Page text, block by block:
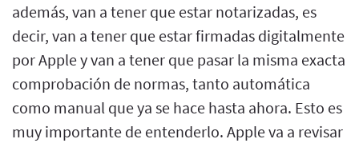
además, van a tener que estar notarizadas, es
decir, van a tener que estar firmadas digitalmente
por Apple y van a tener que pasar la misma exacta
comprobación de normas, tanto automática
como manual que ya se hace hasta ahora. Esto es
muy importante de entenderlo. Apple va a revisar